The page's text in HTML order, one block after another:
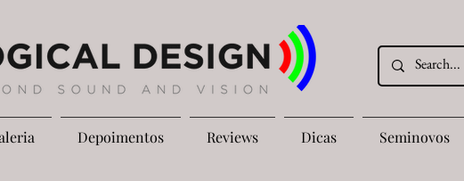
Depoimentos Reviews Dicas Seminovos